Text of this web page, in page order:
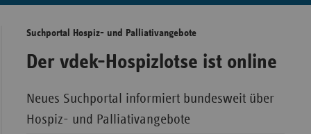
Suchportal Hospiz- und Palliativangebote
Der vdek-Hospizlotse ist online
Neues Suchportal informiert bundesweit über
Hospiz- und Palliativangebote